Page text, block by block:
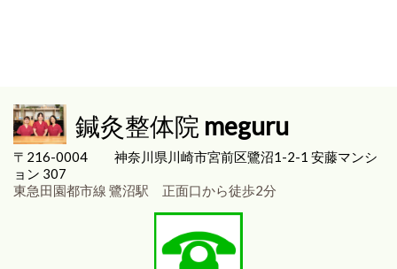
鍼灸整体院 meguru
〒216-0004 神奈川県川崎市宮前区鷺沼1-2-1 安藤マンシ
ョン 307
東急田園都市線 鷺沼駅 正面口から徒歩2分